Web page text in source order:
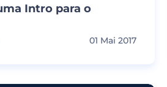
Intro para o
01 Mai 2017